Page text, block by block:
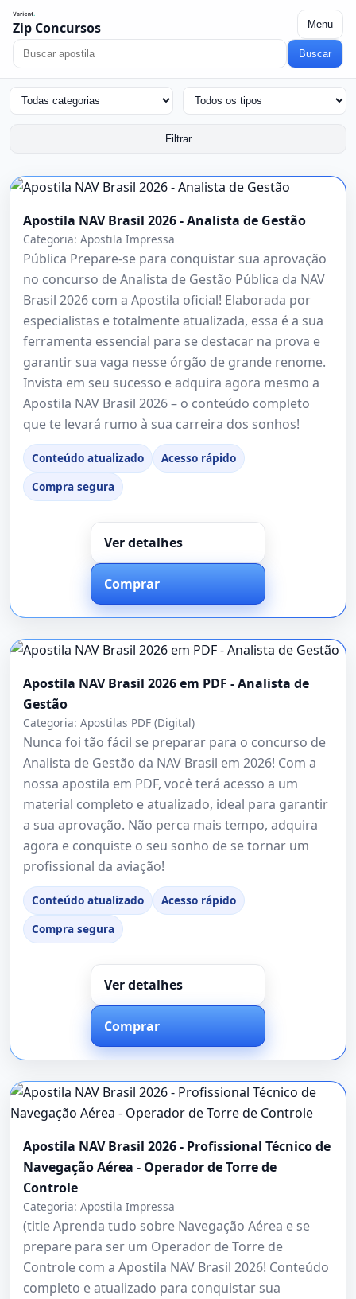
Zip Concursos Menu
Buscar
Filtrar
Apostila NAV Brasil 2026 - Analista de Gestão
Categoria: Apostila Impressa
Pública Prepare-se para conquistar sua aprovação
no concurso de Analista de Gestão Pública da NAV
Brasil 2026 com a Apostila oficial! Elaborada por
especialistas e totalmente atualizada, essa é a sua
ferramenta essencial para se destacar na prova e
garantir sua vaga nesse órgão de grande renome.
Invista em seu sucesso e adquira agora mesmo a
Apostila NAV Brasil 2026 – o conteúdo completo
que te levará rumo à sua carreira dos sonhos!
Conteúdo atualizado
Acesso rápido
Compra segura
Ver detalhes
Comprar
Apostila NAV Brasil 2026 em PDF - Analista de
Gestão
Categoria: Apostilas PDF (Digital)
Nunca foi tão fácil se preparar para o concurso de
Analista de Gestão da NAV Brasil em 2026! Com a
nossa apostila em PDF, você terá acesso a um
material completo e atualizado, ideal para garantir
a sua aprovação. Não perca mais tempo, adquira
agora e conquiste o seu sonho de se tornar um
profissional da aviação!
Conteúdo atualizado
Acesso rápido
Compra segura
Ver detalhes
Comprar
Apostila NAV Brasil 2026 - Profissional Técnico de
Navegação Aérea - Operador de Torre de
Controle
Categoria: Apostila Impressa
(title Aprenda tudo sobre Navegação Aérea e se
prepare para ser um Operador de Torre de
Controle com a Apostila NAV Brasil 2026! Conteúdo
completo e atualizado para conquistar sua